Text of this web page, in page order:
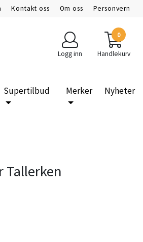
Kontakt oss Om oss Personvern
Logg inn
0
Handlekurv
Supertilbud Merker Nyheter
Tallerken